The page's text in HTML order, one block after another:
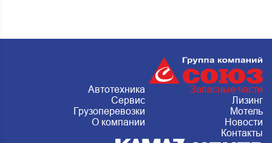
Автотехника
Запасные части
Сервис
Лизинг
Грузоперевозки
Мотель
О компании
Новости
Контакты